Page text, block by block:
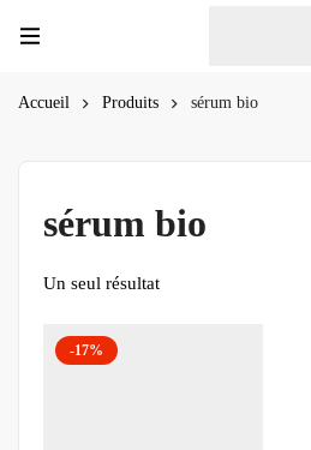
Accueil Produits sérum bio
sérum bio
Un seul résultat
-17%